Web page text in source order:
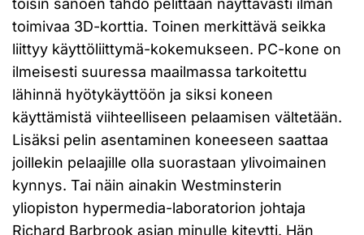
toisin sanoen tahdo pelittään näyttävästi ilman
toimivaa 3D-korttia. Toinen merkittävä seikka
liittyy käyttöliittymä-kokemukseen. PC-kone on
ilmeisesti suuressa maailmassa tarkoitettu
lähinnä hyötykäyttöön ja siksi koneen
käyttämistä viihteelliseen pelaamisen vältetään.
Lisäksi pelin asentaminen koneeseen saattaa
joillekin pelaajille olla suorastaan ylivoimainen
kynnys. Tai näin ainakin Westminsterin
yliopiston hypermedia-laboratorion johtaja
Richard Barbrook asian minulle kiteytti. Hän